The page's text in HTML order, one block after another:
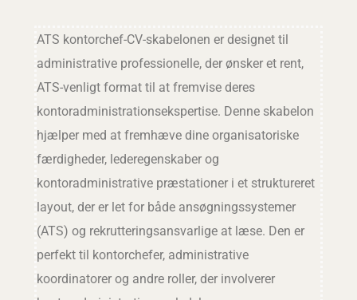
ATS kontorchef-CV-skabelonen er designet til
administrative professionelle, der ønsker et rent,
ATS-venligt format til at fremvise deres
kontoradministrationsekspertise. Denne skabelon
hjælper med at fremhæve dine organisatoriske
færdigheder, lederegenskaber og
kontoradministrative præstationer i et struktureret
layout, der er let for både ansøgningssystemer
(ATS) og rekrutteringsansvarlige at læse. Den er
perfekt til kontorchefer, administrative
koordinatorer og andre roller, der involverer